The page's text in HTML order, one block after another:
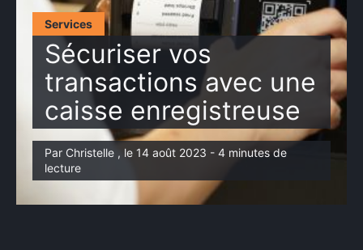
Services
Sécuriser vos
transactions avec une
caisse enregistreuse
Par Christelle , le 14 août 2023 - 4 minutes de
lecture